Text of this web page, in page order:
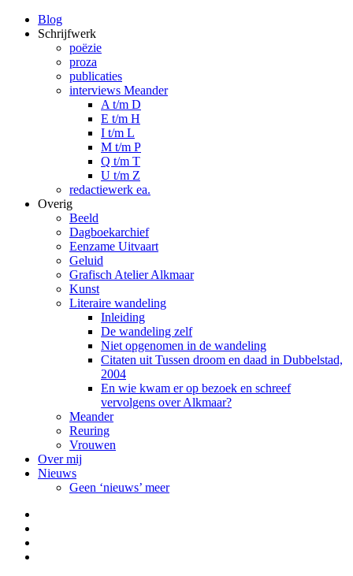
Blog
Schrijfwerk
poëzie
proza
publicaties
interviews Meander
A t/m D
E t/m H
I t/m L
M t/m P
Q t/m T
U t/m Z
redactiewerk ea.
Overig
Beeld
Dagboekarchief
Eenzame Uitvaart
Geluid
Grafisch Atelier Alkmaar
Kunst
Literaire wandeling
Inleiding
De wandeling zelf
Niet opgenomen in de wandeling
Citaten uit Tussen droom en daad in Dubbelstad,
2004
En wie kwam er op bezoek en schreef
vervolgens over Alkmaar?
Meander
Reuring
Vrouwen
Over mij
Nieuws
Geen ‘nieuws’ meer